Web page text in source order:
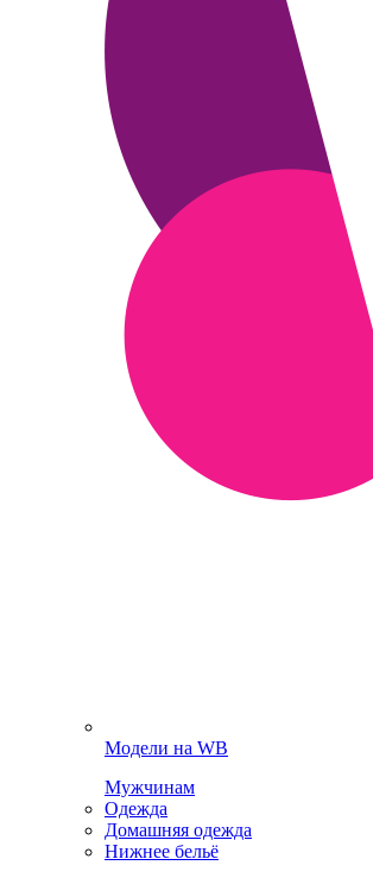
Модели на WB
Мужчинам
Одежда
Домашняя одежда
Нижнее бельё